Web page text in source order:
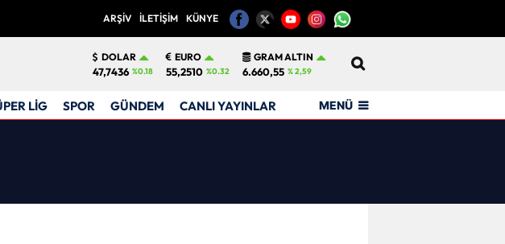
ARŞİV İLETİŞİM KÜNYE
DOLAR
47,7436 %0.18
EURO
55,2510 %0.32
GRAM ALTIN
6.660,55 % 2,59
LİG SPOR GÜNDEM CANLI YAYINLAR MENÜ